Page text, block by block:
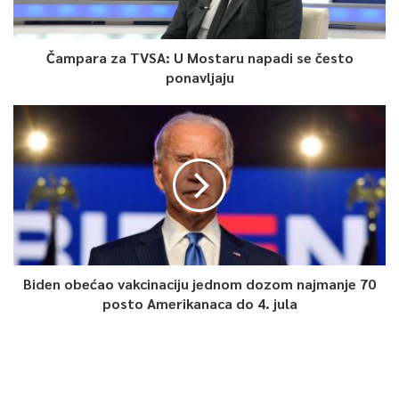
Čampara za TVSA: U Mostaru napadi se često
ponavljaju
Biden obećao vakcinaciju jednom dozom najmanje 70
posto Amerikanaca do 4. jula